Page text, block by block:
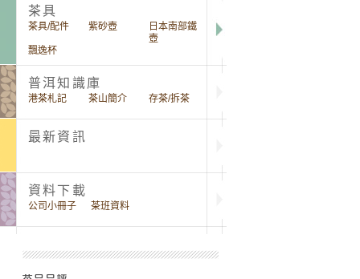
茶具
茶具/配件 紫砂壺
日本南部鐵
壺
飄逸杯
普洱知識庫
港茶札記 茶山簡介 存茶/拆茶
最新資訊
資料下載
公司小冊子 茶班資料